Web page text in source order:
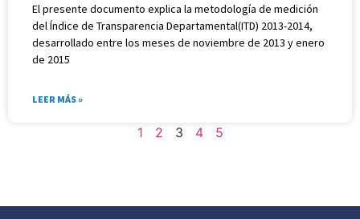
El presente documento explica la metodología de medición
del Índice de Transparencia Departamental(ITD) 2013-2014,
desarrollado entre los meses de noviembre de 2013 y enero
de 2015
LEER MÁS »
1 2 3 4 5